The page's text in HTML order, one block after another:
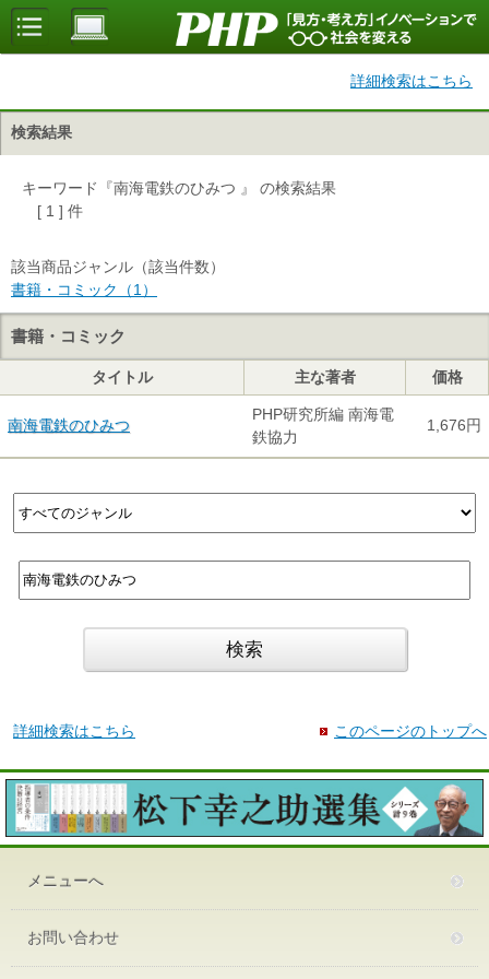
詳細検索はこちら
検索結果
キーワード『南海電鉄のひみつ 』 の検索結果
[ 1 ] 件
該当商品ジャンル（該当件数）
書籍・コミック（1）
書籍・コミック
タイトル 主な著者 価格
南海電鉄のひみつ
PHP研究所編 南海電
鉄協力
1,676円
詳細検索はこちら このページのトップへ
メニューへ
お問い合わせ